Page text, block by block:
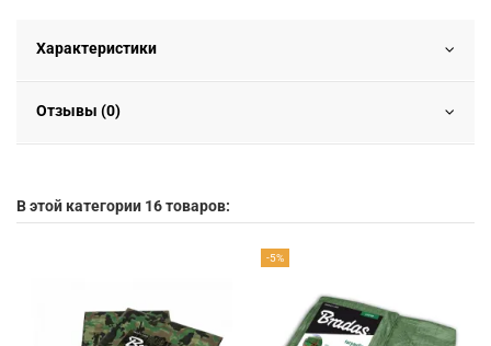
Характеристики
Отзывы (0)
В этой категории 16 товаров:
-5%